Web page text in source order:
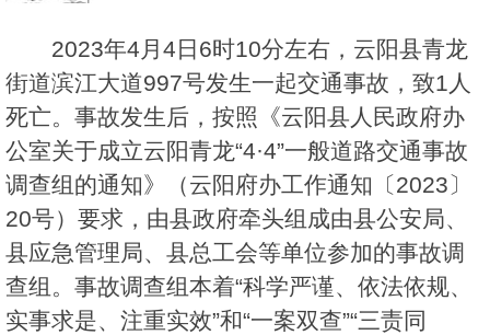
2023年4月4日6时10分左右，云阳县青龙
街道滨江大道997号发生一起交通事故，致1人
死亡。事故发生后，按照《云阳县人民政府办
公室关于成立云阳青龙“4·4”一般道路交通事故
调查组的通知》（云阳府办工作通知〔2023〕
20号）要求，由县政府牵头组成由县公安局、
县应急管理局、县总工会等单位参加的事故调
查组。事故调查组本着“科学严谨、依法依规、
实事求是、注重实效”和“一案双查”“三责同